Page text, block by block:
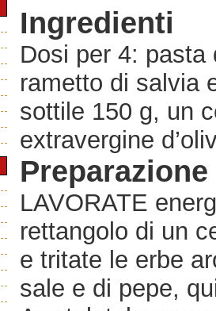
Ingredienti
Dosi per 4: pasta
rametto di salvia
sottile 150 g, un
extravergine
Preparazione
LAVORATE
rettangolo di un
e tritate le erbe
sale e di pepe,